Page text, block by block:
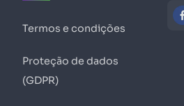
Termos e condições
Proteção de dados
(GDPR)